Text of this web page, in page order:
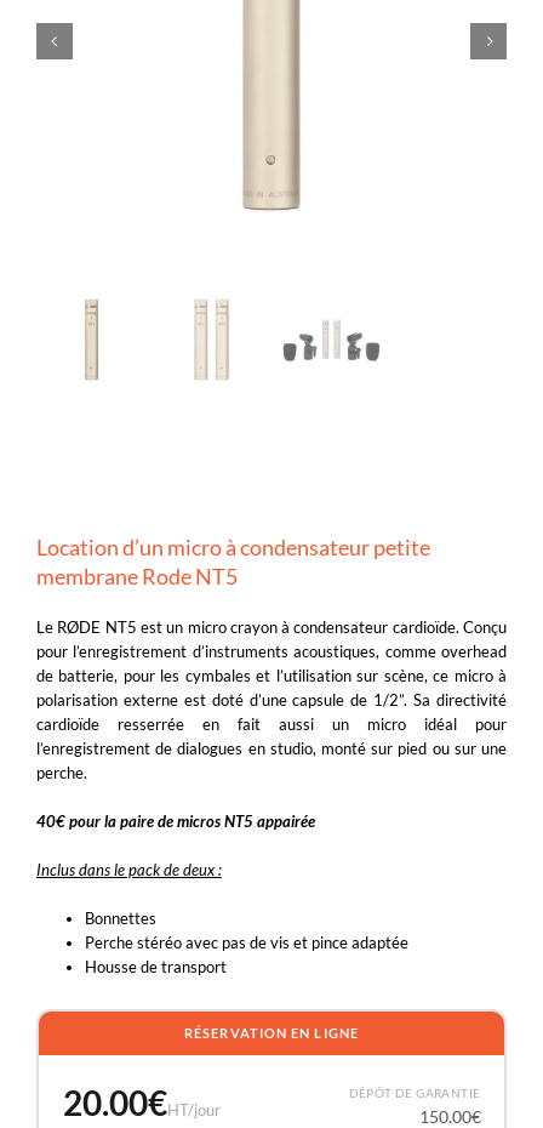
Location d’un micro à condensateur petite
membrane Rode NT5
Le RØDE NT5 est un micro crayon à condensateur cardioïde. Conçu
pour l’enregistrement d’instruments acoustiques, comme overhead
de batterie, pour les cymbales et l’utilisation sur scène, ce micro à
polarisation externe est doté d’une capsule de 1/2”. Sa directivité
cardioïde resserrée en fait aussi un micro idéal pour
l’enregistrement de dialogues en studio, monté sur pied ou sur une
perche.
40€ pour la paire de micros NT5 appairée
Inclus dans le pack de deux :
Bonnettes
Perche stéréo avec pas de vis et pince adaptée
Housse de transport
RÉSERVATION EN LIGNE
20.00€HT/jour
DÉPÔT DE GARANTIE
150.00€